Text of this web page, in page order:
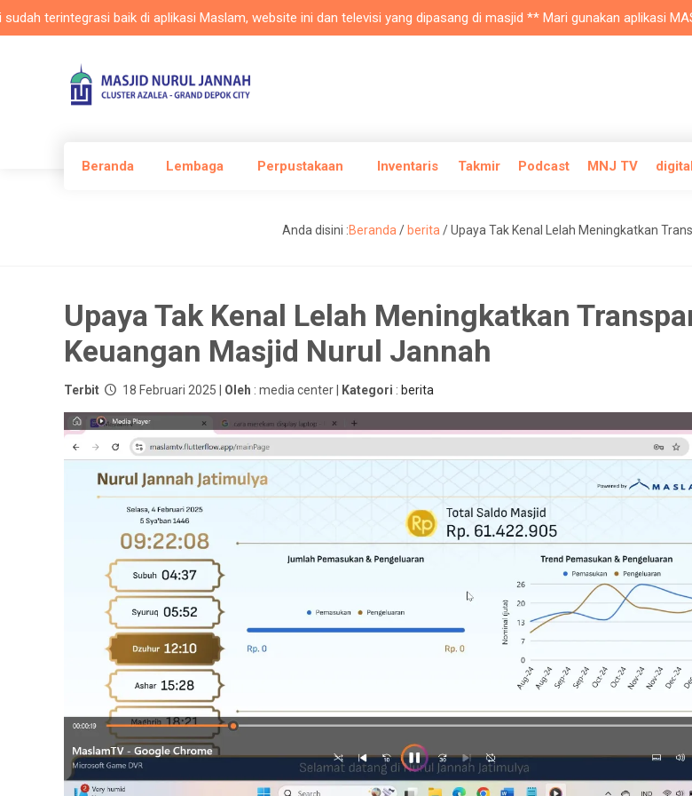
baik di aplikasi Maslam, website ini dan televisi yang dipasang di masjid ** Mari gunakan aplikasi
Beranda Lembaga Perpustakaan Inventaris Takmir Podcast MNJ TV
Anda disini :Beranda / berita /Upaya Tak Kenal Lelah Meningkatkan
Upaya Tak Kenal Lelah Meningkatkan
Keuangan Masjid Nurul Jannah
Terbit 18 Februari 2025 | Oleh : media center | Kategori : berita